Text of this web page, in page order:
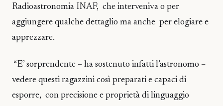
Radioastronomia INAF, che interveniva o per
aggiungere qualche dettaglio ma anche per elogiare e
apprezzare.
“E’ sorprendente – ha sostenuto infatti l’astronomo –
vedere questi ragazzini così preparati e capaci di
esporre, con precisione e proprietà di linguaggio